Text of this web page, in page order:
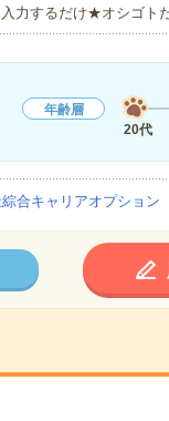
力するだけ★オシゴト
年齢層
20代
合キャリアオプション